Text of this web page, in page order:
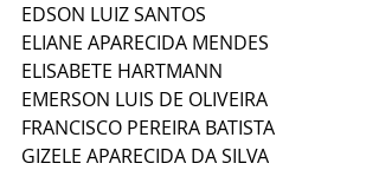
EDSON LUIZ SANTOS
ELIANE APARECIDA MENDES
ELISABETE HARTMANN
EMERSON LUIS DE OLIVEIRA
FRANCISCO PEREIRA BATISTA
GIZELE APARECIDA DA SILVA